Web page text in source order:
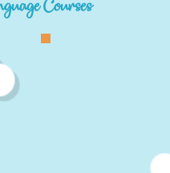
Courses